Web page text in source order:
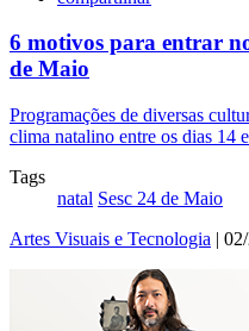
6 motivos para entrar
de Maio
Programações de diversas
clima natalino entre os dias 14
Tags
natal Sesc 24 de Maio
Artes Visuais e Tecnologia |